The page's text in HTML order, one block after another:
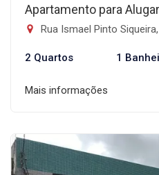
Apartamento para
Rua Ismael Pinto
2 Quartos 1
Mais informações